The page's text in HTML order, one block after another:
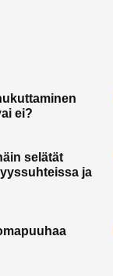
ei?
selätät
ja